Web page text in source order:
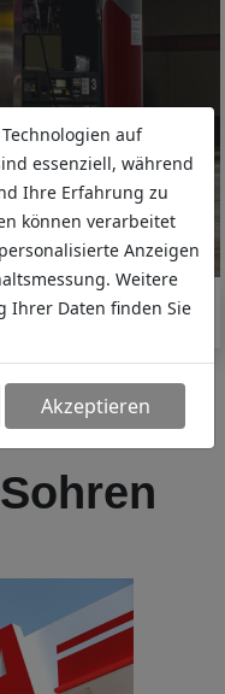
auf
essenziell, während
Ihre Erfahrung zu
können verarbeitet
Anzeigen
Weitere
Ihrer Daten finden Sie
Akzeptieren